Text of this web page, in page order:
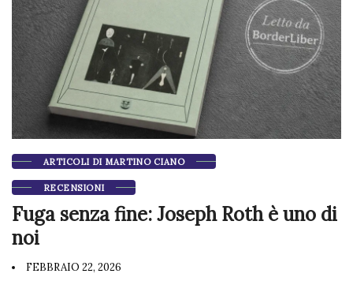
ARTICOLI DI MARTINO CIANO
RECENSIONI
Fuga senza fine: Joseph Roth è uno di
noi
FEBBRAIO 22, 2026